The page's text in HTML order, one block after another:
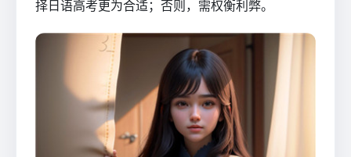
择日语高考更为合适；否则，需权衡利弊。